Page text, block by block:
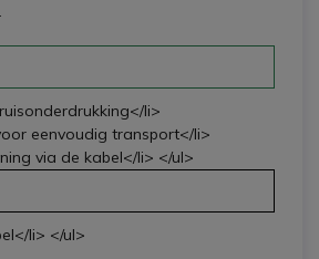
li>
eenvoudig transport</li>
via de kabel</li> </ul>
li> </ul>